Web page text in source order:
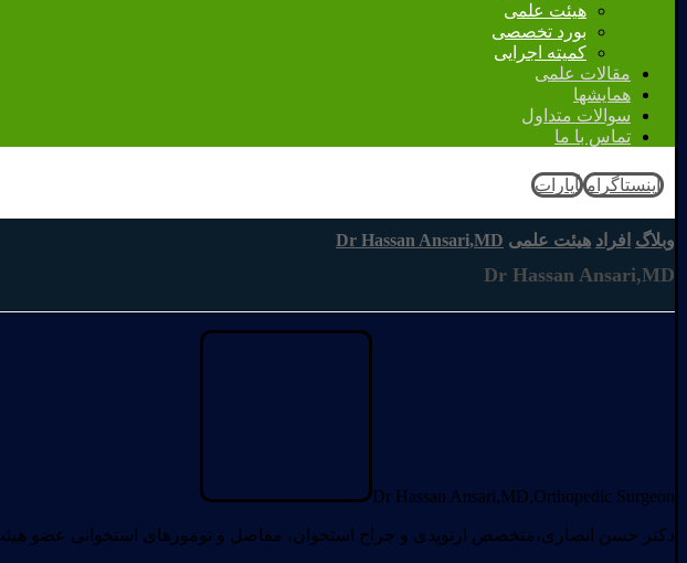
هیئت علمی
بورد تخصصی
کمیته اجرایی
مقالات علمی
همایشها
سوالات متداول
تماس با ما
اینستاگرام آپارات
وبلاگ افراد هیئت علمی Dr Hassan Ansari,MD
Dr Hassan Ansari,MD
Dr Hassan Ansari,MD,Orthopedic Surgeon
دکتر حسن انصاری،متخصص ارتوپدی و جراح استخوان، مفاصل و تومورهای استخوانی عضو